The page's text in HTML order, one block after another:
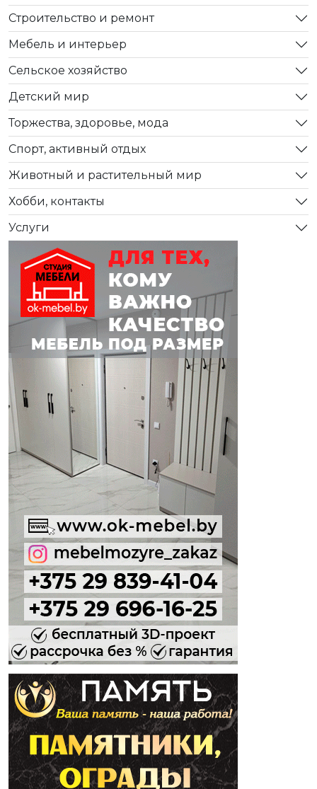
Строительство и ремонт
Мебель и интерьер
Сельское хозяйство
Детский мир
Торжества, здоровье, мода
Спорт, активный отдых
Животный и растительный мир
Хобби, контакты
Услуги